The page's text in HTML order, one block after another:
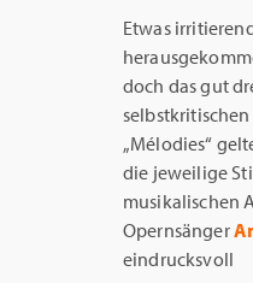
Etwas
doch das gut
„Mélodies“
die jeweilige
musikalischen
Opernsänger
eindrucksvoll